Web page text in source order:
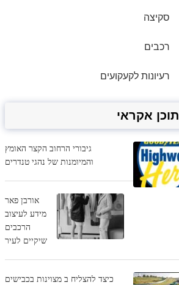
סקיצה
רכבים
רעיונות לקעקועים
תוכן אקראי
גיבורי הרחוב הקצר האומץ
והמיומנות של נהגי טנדרים
אורבן פאר
מידע לעיצוב
הרכבים
שיקיים לעיר
כיצד להצליח ב מצוינות בכבישים